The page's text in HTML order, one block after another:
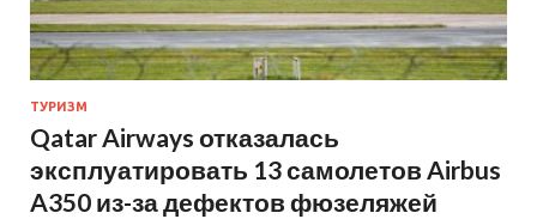
ТУРИЗМ
Qatar Airways отказалась
эксплуатировать 13 самолетов Airbus
A350 из-за дефектов фюзеляжей